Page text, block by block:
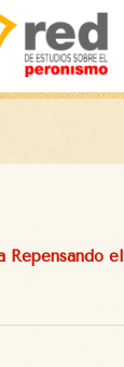
Repensando el